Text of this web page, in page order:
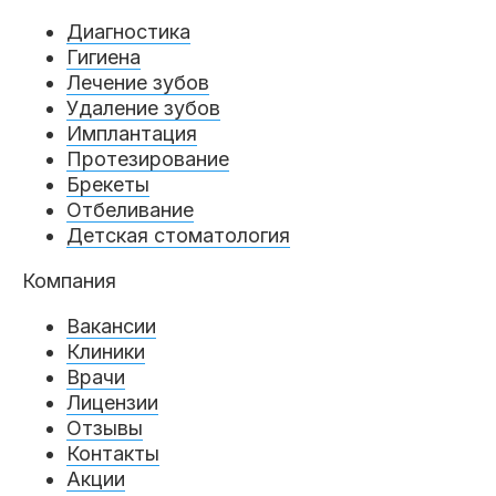
Диагностика
Гигиена
Лечение зубов
Удаление зубов
Имплантация
Протезирование
Брекеты
Отбеливание
Детская стоматология
Компания
Вакансии
Клиники
Врачи
Лицензии
Отзывы
Контакты
Акции